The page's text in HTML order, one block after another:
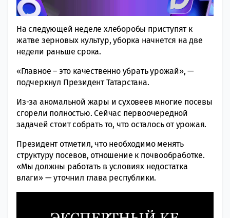
На следующей неделе хлеборобы приступят к
жатве зерновых культур, уборка начнется на две
недели раньше срока.
«Главное – это качественно убрать урожай», —
подчеркнул Президент Татарстана.
Из-за аномальной жары и суховеев многие посевы
сгорели полностью. Сейчас первоочередной
задачей стоит собрать то, что осталось от урожая.
Президент отметил, что необходимо менять
структуру посевов, отношение к почвообработке.
«Мы должны работать в условиях недостатка
влаги» — уточнил глава республики.